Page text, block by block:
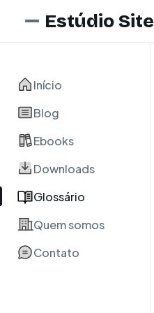
Estúdio Site
Início
Blog
Ebooks
Downloads
Glossário
Quem somos
Contato